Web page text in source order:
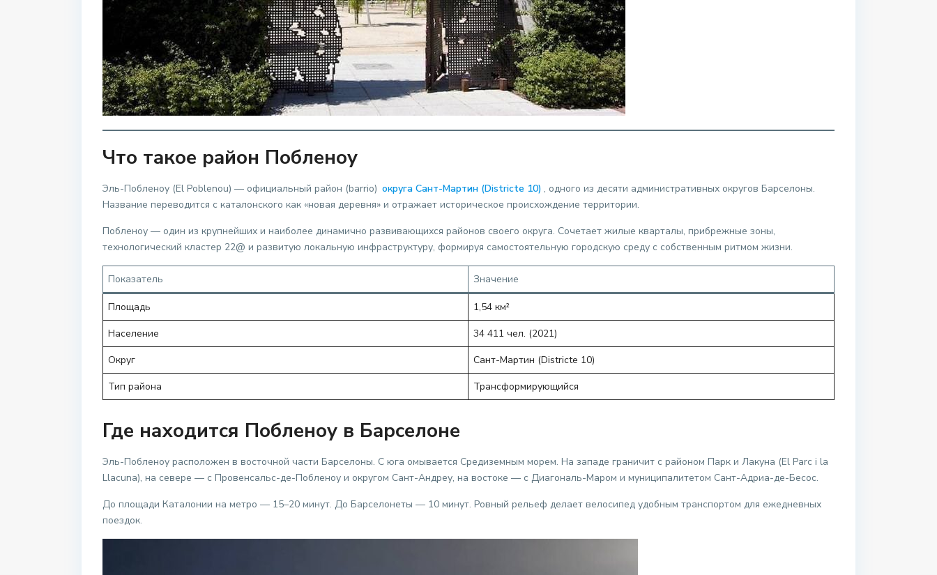
Что такое район Побленоу
Эль-Побленоу (El Poblenou) — официальный район (barrio) округа Сант-Мартин (Districte 10) , одного из десяти административных округов Барселоны.
Название переводится с каталонского как «новая деревня» и отражает историческое происхождение территории.
Побленоу — один из крупнейших и наиболее динамично развивающихся районов своего округа. Сочетает жилые кварталы, прибрежные зоны,
технологический кластер 22@ и развитую локальную инфраструктуру, формируя самостоятельную городскую среду с собственным ритмом жизни.
Показатель Значение
Площадь
1,54 км²
Население
34 411 чел. (2021)
Округ
Сант-Мартин (Districte 10)
Тип района
Трансформирующийся
Где находится Побленоу в Барселоне
Эль-Побленоу расположен в восточной части Барселоны. С юга омывается Средиземным морем. На западе граничит с районом Парк и Лакуна (El Parc i la
Llacuna), на севере — с Провенсальс-де-Побленоу и округом Сант-Андреу, на востоке — с Диагональ-Маром и муниципалитетом Сант-Адриа-де-Бесос.
До площади Каталонии на метро — 15–20 минут. До Барселонеты — 10 минут. Ровный рельеф делает велосипед удобным транспортом для ежедневных
поездок.